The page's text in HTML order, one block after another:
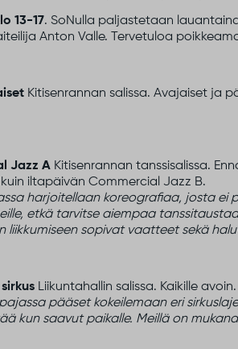
13-17. SoNulla paljastetaan
Anton Valle. Tervetuloa
Kitisenrannan salissa. Avajaiset
Jazz A Kitisenrannan tanssisalissa.
iltapäivän Commercial Jazz B.
harjoitellaan koreografiaa, josta ei
etkä tarvitse aiempaa
liikkumiseen sopivat vaatteet sekä
sirkus Liikuntahallin salissa. Kaikille
pääset kokeilemaan eri
kun saavut paikalle. Meillä on